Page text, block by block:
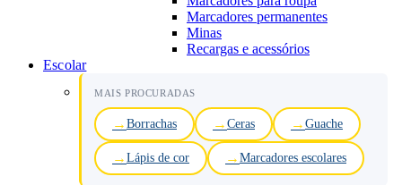
Marcadores permanentes
Minas
Recargas e acessórios
Escolar
MAIS PROCURADAS
Borrachas Ceras Guache
Lápis de cor Marcadores escolares